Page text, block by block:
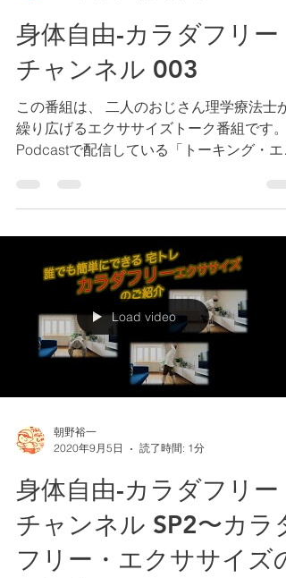
身体自由-カラダフリー
チャンネル 003
この番組は、 二人のおじさん理学療法士が
繰り広げるエクササイズトーク番組です。
Podcastで配信している「トーキング・エ
ドした内容 でお届けします。基本音声主体
の配信です。...
Load video
朝野裕一
2020年9月5日
読了時間: 1分
身体自由-カラダフリー
チャンネル SP2〜カラダ
フリー・エクササイズの